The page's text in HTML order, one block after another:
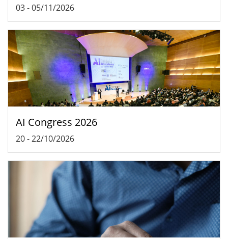
03-05/11/2026
AI Congress 2026
20-22/10/2026